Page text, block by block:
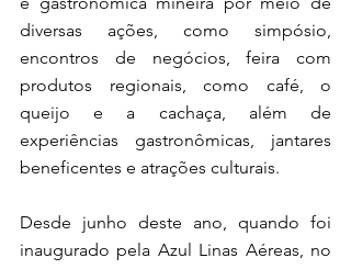
diversas ações, como simpósio,
encontros de negócios, feira com
produtos regionais, como café, o
queijo e a cachaça, além de
experiências gastronômicas, jantares
beneficentes e atrações culturais.
Desde junho deste ano, quando foi
inaugurado pela Azul Linas Aéreas, no